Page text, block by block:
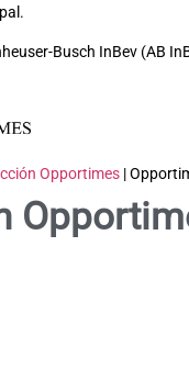
Busch InBev (AB
Opportimes |